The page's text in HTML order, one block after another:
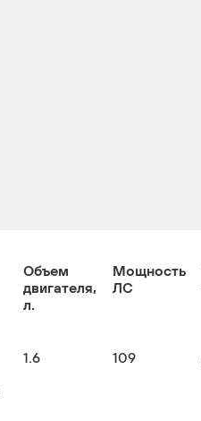
Объем
двигателя,
л.
Мощность
ЛС
1.6 109